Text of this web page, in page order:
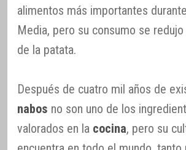
alimentos más importantes
Media, pero su consumo se
de la patata.
Después de cuatro mil años de
nabos no son uno de los
valorados en la cocina, pero su